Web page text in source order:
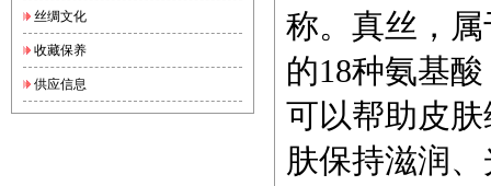
丝绸文化
收藏保养
供应信息
称。真丝，
的18种氨基
可以帮助皮
肤保持滋润